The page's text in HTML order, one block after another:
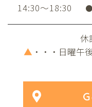
14:30～18:30 ●
休
▲ ・・・日曜午